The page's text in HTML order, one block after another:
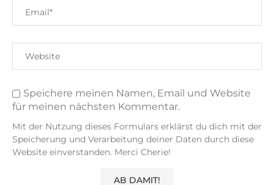
Speichere meinen Namen, Email und Website
für meinen nächsten Kommentar.
Mit der Nutzung dieses Formulars erklärst du dich mit der
Speicherung und Verarbeitung deiner Daten durch diese
Website einverstanden. Merci Cherie!